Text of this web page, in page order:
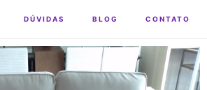
DÚVIDAS BLOG CONTATO